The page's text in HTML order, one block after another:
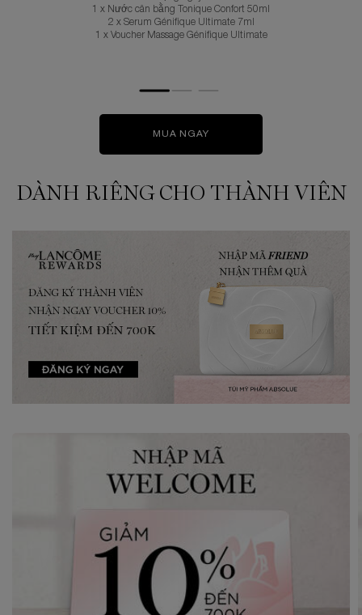
1 x Nước cân bằng Tonique Confort 50ml
2 x Serum Génifique Ultimate 7ml
1 x Voucher Massage Génifique Ultimate
MUA NGAY
DÀNH RIÊNG CHO THÀNH VIÊN